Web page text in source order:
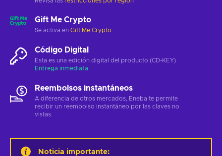
Gift Me Crypto
Se activa en Gift Me Crypto
Código Digital
Esta es una edición digital del producto (CD-KEY)
Entrega inmediata
Reembolsos instantáneos
A diferencia de otros mercados, Eneba te permite
recibir un reembolso instantáneo por las claves no
vistas.
Noticia importante: